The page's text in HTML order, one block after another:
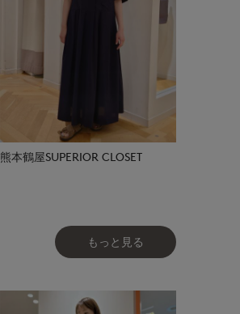
熊本鶴屋SUPERIOR CLOSET
もっと見る